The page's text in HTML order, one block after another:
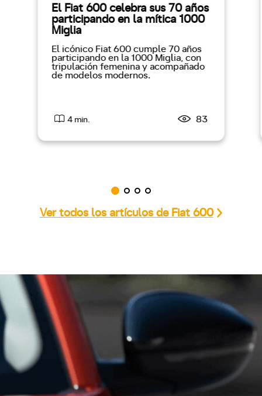
El Fiat 600 celebra sus 70 años
participando en la mítica 1000
Miglia
El icónico Fiat 600 cumple 70 años
participando en la 1000 Miglia, con
tripulación femenina y acompañado
de modelos modernos.
4 min. 83
Ver todos los artículos de Fiat 600